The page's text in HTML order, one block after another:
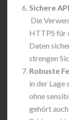
Sichere
Die
HTTPS für
Daten
strengen
Robuste
in der Lage
ohne
gehört